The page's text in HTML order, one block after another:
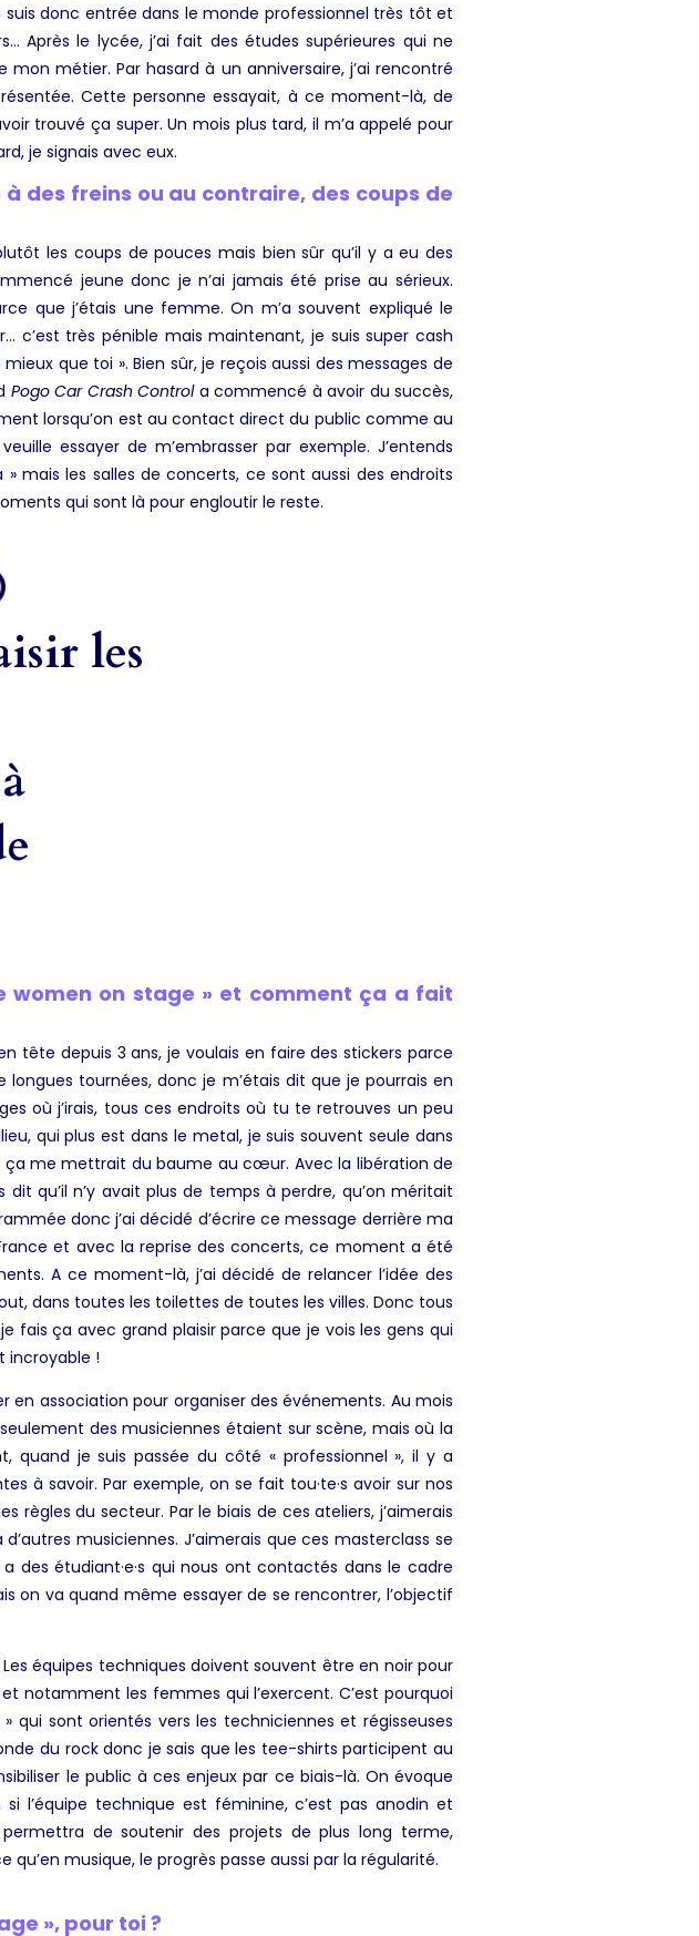
suis donc entrée dans le monde professionnel très tôt et
Après le lycée, j’ai fait des études supérieures qui ne
métier. Par hasard à un anniversaire, j’ai rencontré
Cette personne essayait, à ce moment-là, de
trouvé ça super. Un mois plus tard, il m’a appelé pour
je signais avec eux.
des freins ou au contraire, des coups de
les coups de pouces mais bien sûr qu’il y a eu des
jeune donc je n’ai jamais été prise au sérieux.
que j’étais une femme. On m’a souvent expliqué le
c’est très pénible mais maintenant, je suis super cash
que toi ». Bien sûr, je reçois aussi des messages de
Pogo Car Crash Controla commencé à avoir du succès,
lorsqu’on est au contact direct du public comme au
essayer de m’embrasser par exemple. J’entends
mais les salles de concerts, ce sont aussi des endroits
qui sont là pour engloutir le reste.
les
women on stage » et comment ça a fait
tête depuis 3 ans, je voulais en faire des stickers parce
tournées, donc je m’étais dit que je pourrais en
où j’irais, tous ces endroits où tu te retrouves un peu
qui plus est dans le metal, je suis souvent seule dans
me mettrait du baume au cœur. Avec la libération de
qu’il n’y avait plus de temps à perdre, qu’on méritait
donc j’ai décidé d’écrire ce message derrière ma
et avec la reprise des concerts, ce moment a été
A ce moment-là, j’ai décidé de relancer l’idée des
dans toutes les toilettes de toutes les villes. Donc tous
fais ça avec grand plaisir parce que je vois les gens qui
incroyable !
en association pour organiser des événements. Au mois
des musiciennes étaient sur scène, mais où la
quand je suis passée du côté « professionnel », il y a
à savoir. Par exemple, on se fait tou·te·s avoir sur nos
du secteur. Par le biais de ces ateliers, j’aimerais
musiciennes. J’aimerais que ces masterclass se
des étudiant·e·s qui nous ont contactés dans le cadre
on va quand même essayer de se rencontrer, l’objectif
équipes techniques doivent souvent être en noir pour
notamment les femmes qui l’exercent. C’est pourquoi
sont orientés vers les techniciennes et régisseuses
du rock donc je sais que les tee-shirts participent au
le public à ces enjeux par ce biais-là. On évoque
l’équipe technique est féminine, c’est pas anodin et
de soutenir des projets de plus long terme,
qu’en musique, le progrès passe aussi par la régularité.
», pour toi ?